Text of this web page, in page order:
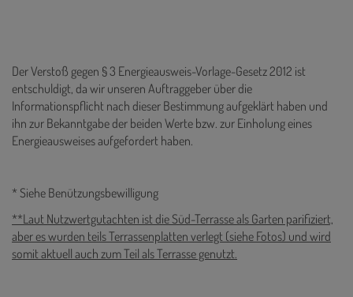
Der Verstoß gegen § 3 Energieausweis-Vorlage-Gesetz 2012 ist
entschuldigt, da wir unseren Auftraggeber über die
Informationspflicht nach dieser Bestimmung aufgeklärt haben und
ihn zur Bekanntgabe der beiden Werte bzw. zur Einholung eines
Energieausweises aufgefordert haben.
* Siehe Benützungsbewilligung
**Laut Nutzwertgutachten ist die Süd-Terrasse als Garten parifiziert,
aber es wurden teils Terrassenplatten verlegt (siehe Fotos) und wird
somit aktuell auch zum Teil als Terrasse genutzt.